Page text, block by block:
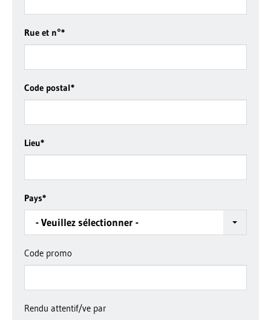
Rue et n°*
Code postal*
Lieu*
Pays*
- Veuillez sélectionner -
Code promo
Rendu attentif/ve par